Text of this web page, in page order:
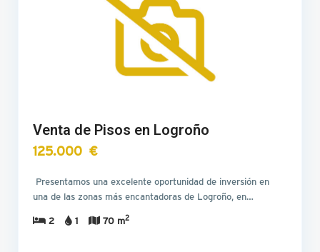
Venta de Pisos en Logroño
125.000 €
Presentamos una excelente oportunidad de inversión en
una de las zonas más encantadoras de Logroño, en…
2
1 70 m2